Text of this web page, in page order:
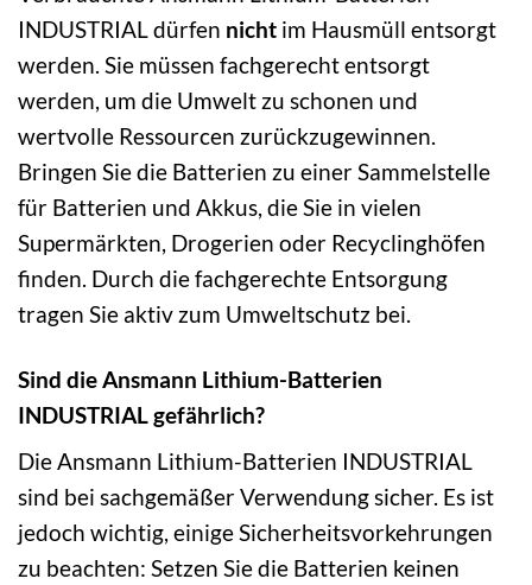
INDUSTRIAL dürfen nicht im Hausmüll entsorgt
werden. Sie müssen fachgerecht entsorgt
werden, um die Umwelt zu schonen und
wertvolle Ressourcen zurückzugewinnen.
Bringen Sie die Batterien zu einer Sammelstelle
für Batterien und Akkus, die Sie in vielen
Supermärkten, Drogerien oder Recyclinghöfen
finden. Durch die fachgerechte Entsorgung
tragen Sie aktiv zum Umweltschutz bei.
Sind die Ansmann Lithium-Batterien
INDUSTRIAL gefährlich?
Die Ansmann Lithium-Batterien INDUSTRIAL
sind bei sachgemäßer Verwendung sicher. Es ist
jedoch wichtig, einige Sicherheitsvorkehrungen
zu beachten: Setzen Sie die Batterien keinen